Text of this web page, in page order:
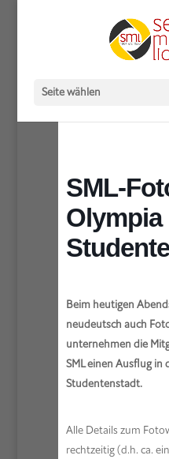
Seite wählen
SML-
Olympia
Beim heutigen
neudeutsch auch
unternehmen die
SML einen Ausflug in
Studentenstadt.
Alle Details zum
rechtzeitig (d.h. ca.